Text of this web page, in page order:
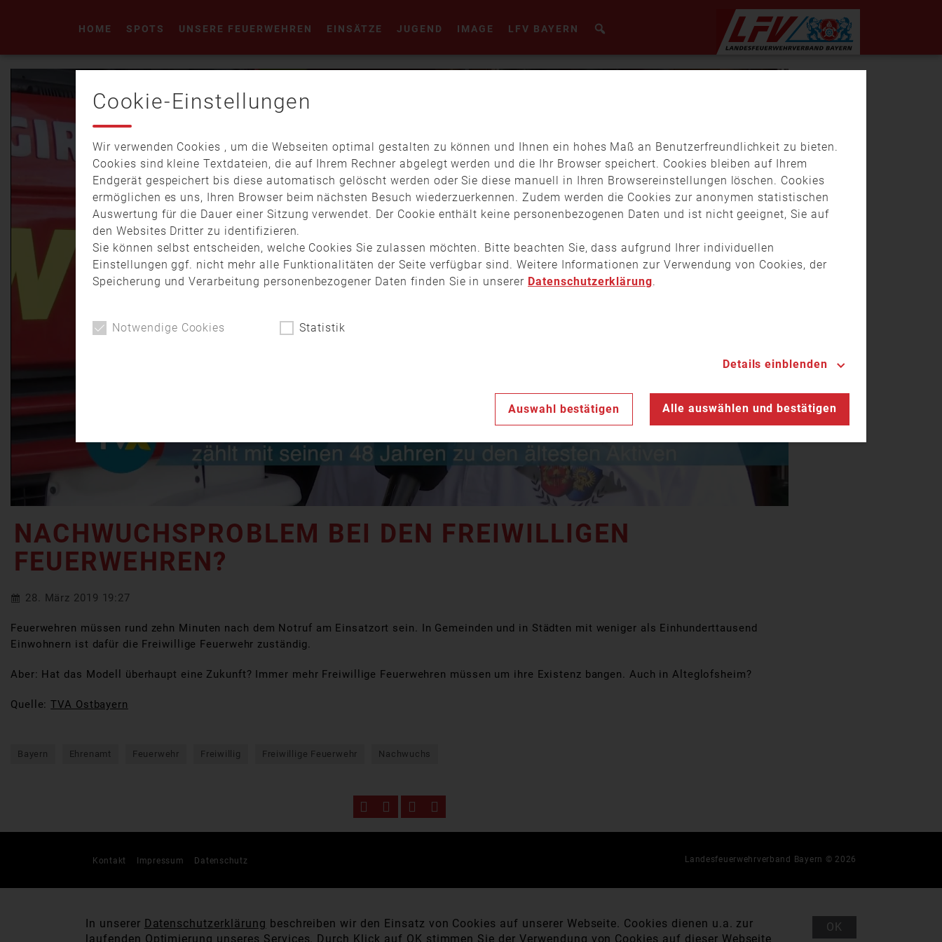
HOME SPOTS UNSERE FEUERWEHREN EINSÄTZE JUGEND IMAGE LFV BAYERN
abspielen
NACHWUCHSPROBLEM BEI DEN FREIWILLIGEN
FEUERWEHREN?
28. März 2019 19:27
Feuerwehren müssen rund zehn Minuten nach dem Notruf am Einsatzort sein. In Gemeinden und in Städten mit weniger als Einhunderttausend
Einwohnern ist dafür die Freiwillige Feuerwehr zuständig.
Aber: Hat das Modell überhaupt eine Zukunft? Immer mehr Freiwillige Feuerwehren müssen um ihre Existenz bangen. Auch in Alteglofsheim?
Quelle:TVA Ostbayern
Bayern Ehrenamt Feuerwehr Freiwillig Freiwillige Feuerwehr Nachwuchs
Kontakt Impressum Datenschutz Landesfeuerwehrverband Bayern © 2026
Cookie-Einstellungen
Wir verwenden Cookies , um die Webseiten optimal gestalten zu können und Ihnen ein hohes Maß an Benutzerfreundlichkeit zu bieten.
Cookies sind kleine Textdateien, die auf Ihrem Rechner abgelegt werden und die Ihr Browser speichert. Cookies bleiben auf Ihrem
Endgerät gespeichert bis diese automatisch gelöscht werden oder Sie diese manuell in Ihren Browsereinstellungen löschen. Cookies
ermöglichen es uns, Ihren Browser beim nächsten Besuch wiederzuerkennen. Zudem werden die Cookies zur anonymen statistischen
Auswertung für die Dauer einer Sitzung verwendet. Der Cookie enthält keine personenbezogenen Daten und ist nicht geeignet, Sie auf
den Websites Dritter zu identifizieren.
Sie können selbst entscheiden, welche Cookies Sie zulassen möchten. Bitte beachten Sie, dass aufgrund Ihrer individuellen
Einstellungen ggf. nicht mehr alle Funktionalitäten der Seite verfügbar sind. Weitere Informationen zur Verwendung von Cookies, der
Speicherung und Verarbeitung personenbezogener Daten finden Sie in unserer Datenschutzerklärung.
Notwendige Cookies Statistik
Details einblenden
Auswahl bestätigen Alle auswählen und bestätigen
In unserer Datenschutzerklärung beschreiben wir den Einsatz von Cookies auf unserer Webseite. Cookies dienen u.a. zur
laufenden Optimierung unseres Services. Durch Klick auf OK stimmen Sie der Verwendung von Cookies auf dieser Webseite
OK